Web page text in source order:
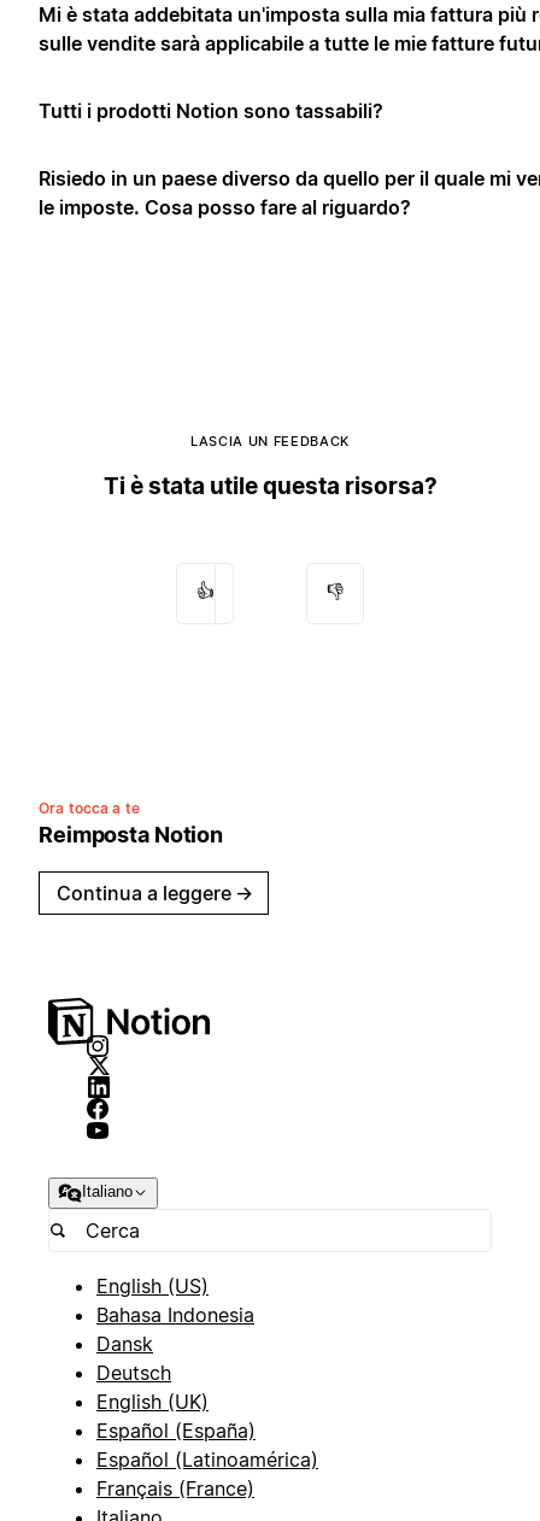
Mi è stata addebitata un'imposta sulla mia fattura più
sulle vendite sarà applicabile a tutte le mie fatture
Tutti i prodotti Notion sono tassabili?
Risiedo in un paese diverso da quello per il quale mi
le imposte. Cosa posso fare al riguardo?
LASCIA UN FEEDBACK
Ti è stata utile questa risorsa?
👍 👎
Ora tocca a te
Reimposta Notion
Continua a leggere →
Italiano
English (US)
Bahasa Indonesia
Dansk
Deutsch
English (UK)
Español (España)
Español (Latinoamérica)
Français (France)